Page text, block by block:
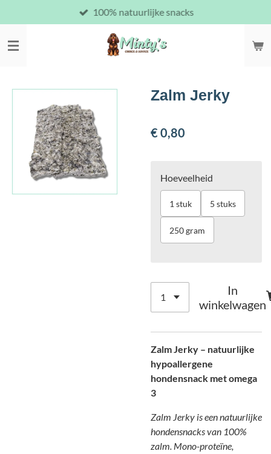
direct
naar
100% natuurlijke snacks
Zalm Jerky
€ 0,80
Hoeveelheid
1 stuk 5 stuks
250 gram
In
winkelwagen
Zalm Jerky – natuurlijke
hypoallergene
hondensnack met omega
3
Zalm Jerky is een natuurlijke
hondensnacks van 100%
zalm. Mono-proteïne,